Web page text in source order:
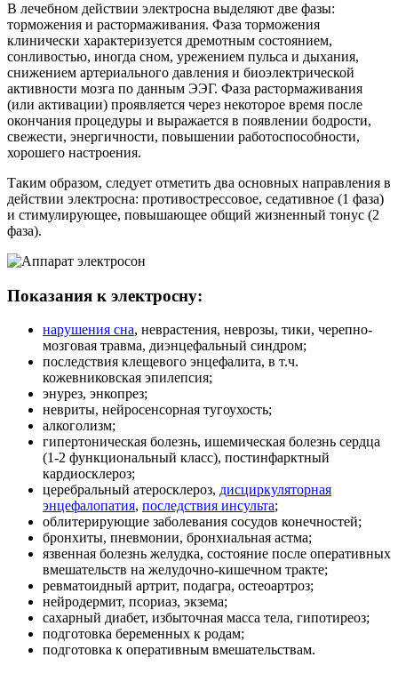
В лечебном действии электросна выделяют две фазы:
торможения и растормаживания. Фаза торможения
клинически характеризуется дремотным состоянием,
сонливостью, иногда сном, урежением пульса и дыхания,
снижением артериального давления и биоэлектрической
активности мозга по данным ЭЭГ. Фаза растормаживания
(или активации) проявляется через некоторое время после
окончания процедуры и выражается в появлении бодрости,
свежести, энергичности, повышении работоспособности,
хорошего настроения.
Таким образом, следует отметить два основных направления в
действии электросна: противострессовое, седативное (1 фаза)
и стимулирующее, повышающее общий жизненный тонус (2
фаза).
Показания к электросну:
нарушения сна, неврастения, неврозы, тики, черепно-
мозговая травма, диэнцефальный синдром;
последствия клещевого энцефалита, в т.ч.
кожевниковская эпилепсия;
энурез, энкопрез;
невриты, нейросенсорная тугоухость;
алкоголизм;
гипертоническая болезнь, ишемическая болезнь сердца
(1-2 функциональный класс), постинфарктный
кардиосклероз;
церебральный атеросклероз, дисциркуляторная
энцефалопатия, последствия инсульта;
облитерирующие заболевания сосудов конечностей;
бронхиты, пневмонии, бронхиальная астма;
язвенная болезнь желудка, состояние после оперативных
вмешательств на желудочно-кишечном тракте;
ревматоидный артрит, подагра, остеоартроз;
нейродермит, псориаз, экзема;
сахарный диабет, избыточная масса тела, гипотиреоз;
подготовка беременных к родам;
подготовка к оперативным вмешательствам.